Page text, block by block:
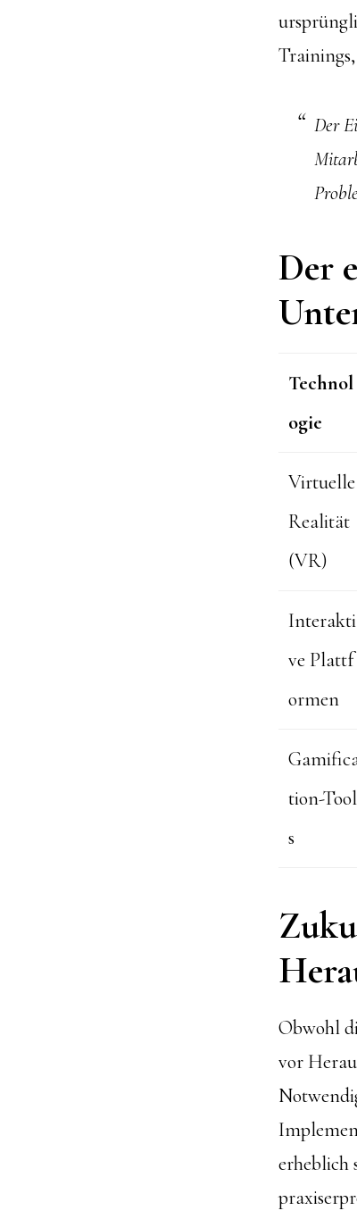
Der
Der
Technol
ogie
Virtuelle
Realität
(VR)
Interakti
ve Plattf
ormen
tion-Tool
s
Obwohl
vor
erheblich